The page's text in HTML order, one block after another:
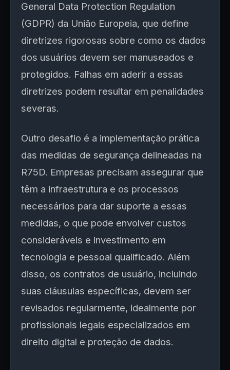
General Data Protection Regulation
(GDPR) da União Europeia, que define
diretrizes rigorosas sobre como os dados
dos usuários devem ser manuseados e
protegidos. Falhas em aderir a essas
diretrizes podem resultar em penalidades
severas.
Outro desafio é a implementação prática
das medidas de segurança delineadas na
R75D. Empresas precisam assegurar que
têm a infraestrutura e os processos
necessários para dar suporte a essas
medidas, o que pode envolver custos
consideráveis e investimento em
tecnologia e pessoal qualificado. Além
disso, os contratos de usuário, incluindo
suas cláusulas específicas, devem ser
revisados regularmente, idealmente por
profissionais legais especializados em
direito digital e proteção de dados.